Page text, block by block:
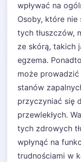
wpływać na
Osoby, które
tych tłuszczów,
ze skórą, takich
egzema.
może
stanów
przyczyniać się
przewlekłych.
tych zdrowych
wpłynąć na
trudnościami w